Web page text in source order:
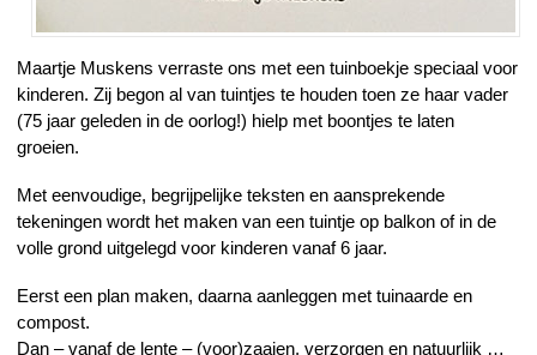
Maartje Muskens verraste ons met een tuinboekje speciaal voor
kinderen. Zij begon al van tuintjes te houden toen ze haar vader
(75 jaar geleden in de oorlog!) hielp met boontjes te laten
groeien.
Met eenvoudige, begrijpelijke teksten en aansprekende
tekeningen wordt het maken van een tuintje op balkon of in de
volle grond uitgelegd voor kinderen vanaf 6 jaar.
Eerst een plan maken, daarna aanleggen met tuinaarde en
compost.
Dan – vanaf de lente – (voor)zaaien, verzorgen en natuurlijk …